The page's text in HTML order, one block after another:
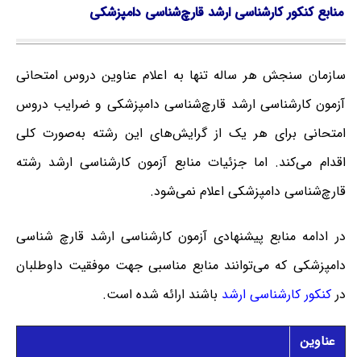
منابع کنکور کارشناسی ارشد قارچ‌شناسی دامپزشکی
سازمان سنجش هر ساله تنها به اعلام عناوین دروس امتحانی
آزمون کارشناسی ارشد قارچ‌شناسی دامپزشکی و ضرایب دروس
امتحانی برای هر یک از گرایش‌های این رشته به‌صورت کلی
اقدام می‌کند. اما جزئیات منابع آزمون کارشناسی ارشد رشته
قارچ‌شناسی دامپزشکی اعلام نمی‌شود.
در ادامه منابع پیشنهادی آزمون کارشناسی ارشد قارچ ‌شناسی
دامپزشکی که می‌توانند منابع مناسبی جهت موفقیت داوطلبان
در کنکور کارشناسی ارشد باشند ارائه شده است.
عناوین